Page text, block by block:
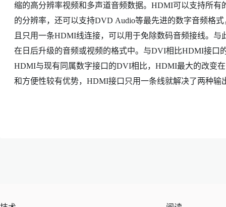
缩的高分辨率视频和多声道音频数据。HDMI可以支持所有
的分辨率，还可以支持DVD Audio等最先进的数字音频格
且只用一条HDMI线连接，可以用于免除数码音频接线。
在日后升级的音频或视频的格式中。与DVI相比HDMI接口
HDMI与现有同属数字接口的DVI相比，HDMI最大的改变
和方便性较有优势，HDMI接口只用一条线就解决了两种